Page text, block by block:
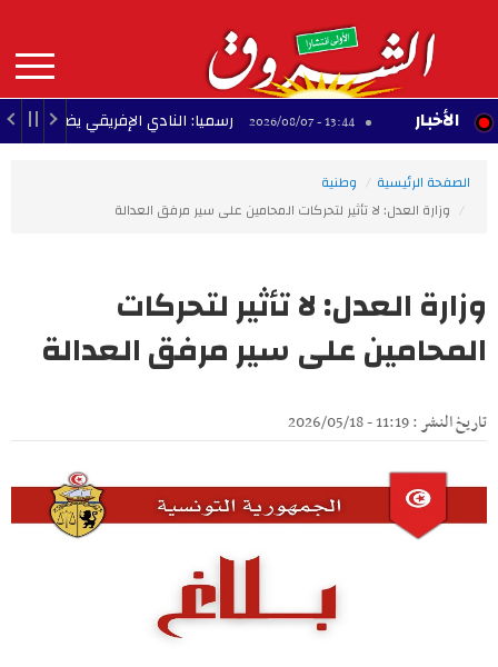
contenu
principal
MAIN
NAVIGATION الأخبار رسميا: النادي الإفريقي يضم المهاجم
الصفحة الرئيسية
وطنية
وزارة العدل: لا تأثير لتحركات المحامين على سير مرفق العدالة
وزارة العدل: لا تأثير لتحركات
المحامين على سير مرفق العدالة
تاريخ النشر : 11:19 - 2026/05/18